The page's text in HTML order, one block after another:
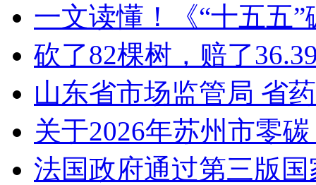
一文读懂！《“十五五
砍了82棵树，赔了
山东省市场监管局 省
关于2026年苏州市零
法国政府通过第三版